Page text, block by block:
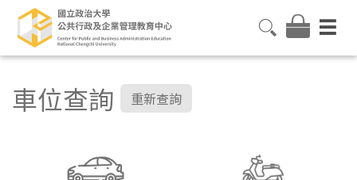
車位查詢 重新查詢